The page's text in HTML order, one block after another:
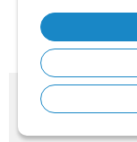
© 2026 PYROWEB.SK •